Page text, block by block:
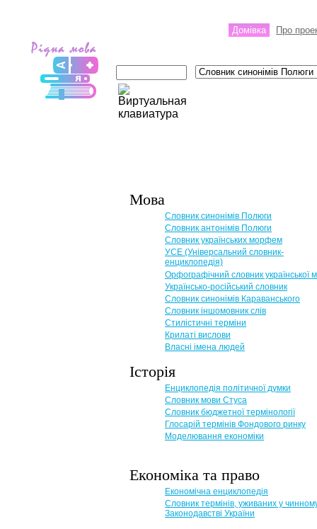
Домівка Про
Мова
Словник синонімів Полюги
Словник антонімів Полюги
Словник українських морфем
УСЕ (Універсальний словник-
енциклопедія)
Орфографічний словник української
Українсько-російський словник
Словник синонімів Караванського
Словник іншомовник слів
Стилістичні терміни
Крилаті вислови
Власні імена людей
Історія
Енциклопедія політичної думки
Словник мови Стуса
Словник бюджетної термінології
Глосарій термінів Фондового ринку
Моделювання економіки
Економіка та право
Eкономічна енциклопедія
Словник термінів, уживаних у
Законодавстві України